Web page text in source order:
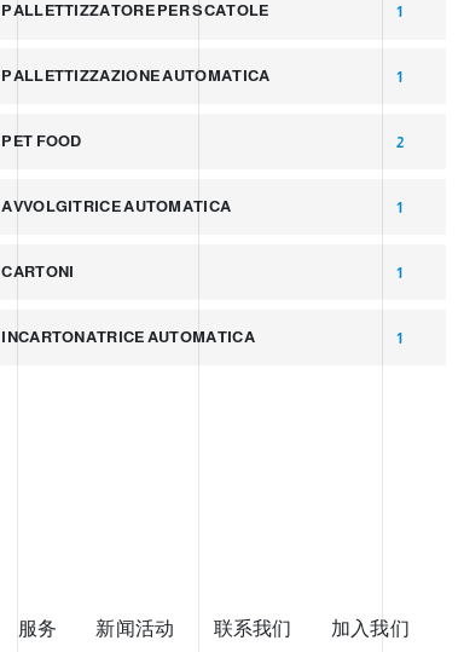
PALLETTIZZATORE PER SCATOLE 1
PALLETTIZZAZIONE AUTOMATICA 1
PET FOOD 2
AVVOLGITRICE AUTOMATICA 1
CARTONI 1
INCARTONATRICE AUTOMATICA 1
服务 新闻活动 联系我们 加入我们